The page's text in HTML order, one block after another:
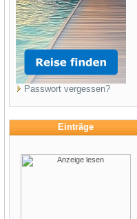
Passwort vergessen?
Einträge